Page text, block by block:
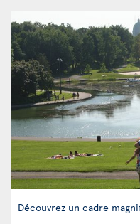
Découvrez un cadre